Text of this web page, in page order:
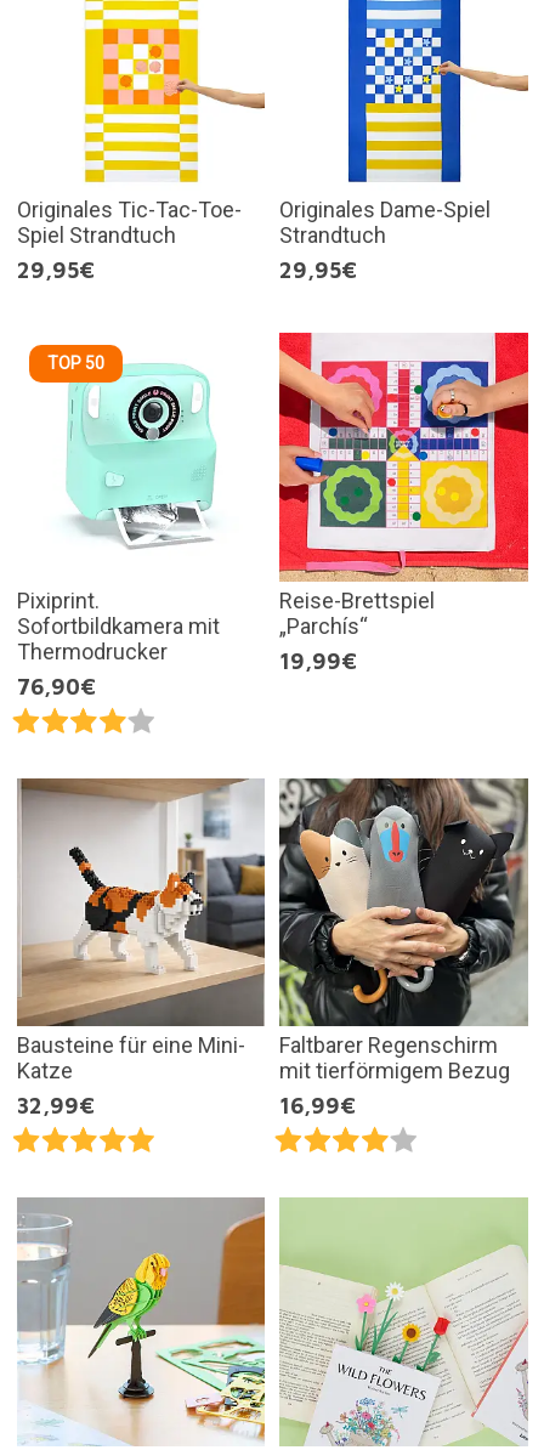
Originales Tic-Tac-Toe-
Spiel Strandtuch
29,95€
Originales Dame-Spiel
Strandtuch
29,95€
TOP 50
Pixiprint.
Sofortbildkamera mit
Thermodrucker
76,90€
Reise-Brettspiel
„Parchís“
19,99€
Bausteine für eine Mini-
Katze
32,99€
Faltbarer Regenschirm
mit tierförmigem Bezug
16,99€